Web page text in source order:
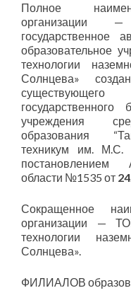
Полное
организации —
государственное
образовательное
технологии
Солнцева»
существующего
государственного
учреждения
образования
техникум им. М.С.
постановлением
области №1535 от
Сокращенное
организации —
технологии
Солнцева».
ФИЛИАЛОВ